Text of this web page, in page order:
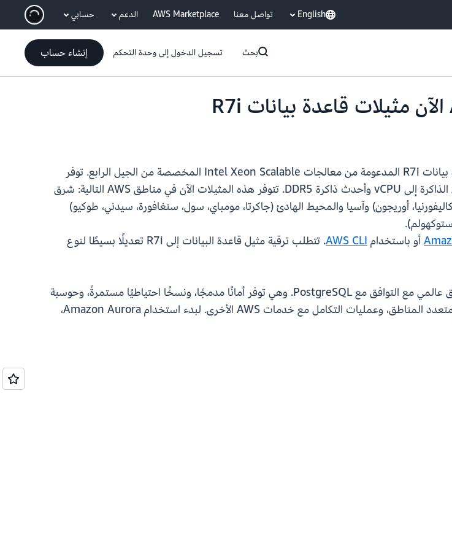
انتقل إلى المحتوى الرئيسي English تواصل معنا AWS Marketplace الدعم حسابي
بحث تسجيل الدخول إلى وحدة التحكم إنشاء حساب
مع التوافق مع PostgreSQL الآن مثيلات قاعدة بيانات R7i المدعومة من معالجات Intel Xeon Scalable المخصصة من الجيل الرابع. توفر
مثيلات R7i أحجام مثيلات أكبر تصل إلى 48 ضعفًا وتتميز بنسبة 8:1 من الذاكرة إلى vCPU وأحدث ذاكرة DDR5. تتوفر هذه المثيلات الآن في مناطق AWS التالية: شرق
أوريجون) وآسيا والمحيط الهادئ (جاكرتا، مومباي، سول، سنغافورة، سيدني، طوكيو)
ستوكهولم).
أو باستخدامAWS CLI
. تتطلب ترقية مثيل قاعدة البيانات إلى R7i تعديلًا بسيطًا لنوع
تم تصميم Amazon Aurora لتحقيق أداء عالٍ لا مثيل له وتوافر على نطاق عالمي مع التوافق مع PostgreSQL. وهي توفر أمانًا مدمجًا، ونسخًا احتياطيًا مستمرةً، وحوسبة
بلا خادم، وما يصل إلى 15 نسخة متماثلة للقراءة، والنسخ المتماثل الآلي متعدد المناطق، وعمليات التكامل مع خدمات AWS الأخرى. لبدء استخدام Amazon Aurora،